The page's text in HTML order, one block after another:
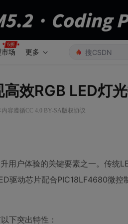
场 更多
效RGB LED灯光
内容遵循CC 4.0 BY-SA版权协议
用户体验的关键要素之一。传统
驱动芯片配合PIC18LF4680微
下突出特性：